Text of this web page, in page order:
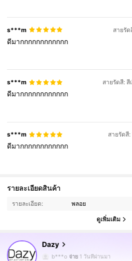
s***m สายรั
ดีมากกกกกกกกกกกก
s***m สายรัดสี:
ดีมากกกกกกกกกกกก
s***m สายรัดสี
ดีมากกกกกกกกกกกก
รายละเอียดสินค้า
รายละเอียด: พลอย
ดูเพิ่มเติม
Dazy
4.91
6.6M ผู้ติดตาม
b***o จ่าย 1 วันที่ผ่านมา